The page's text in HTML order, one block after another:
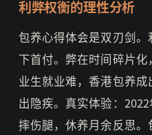
利弊权衡的理性分析
包养心得体会是双刃剑
下首付。弊在时间碎片
业生就业难，香港包养
出隐疾。真实体验：
摔伤腿，休养月余反思。